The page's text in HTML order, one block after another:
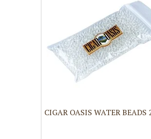
CIGAR OASIS WATER BEADS